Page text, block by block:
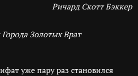
Ричард Скотт Бэккер
Города Золотых Врат
уже пару раз становился